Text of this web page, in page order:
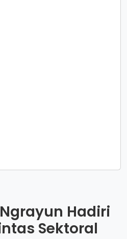
Hadiri
Sektoral